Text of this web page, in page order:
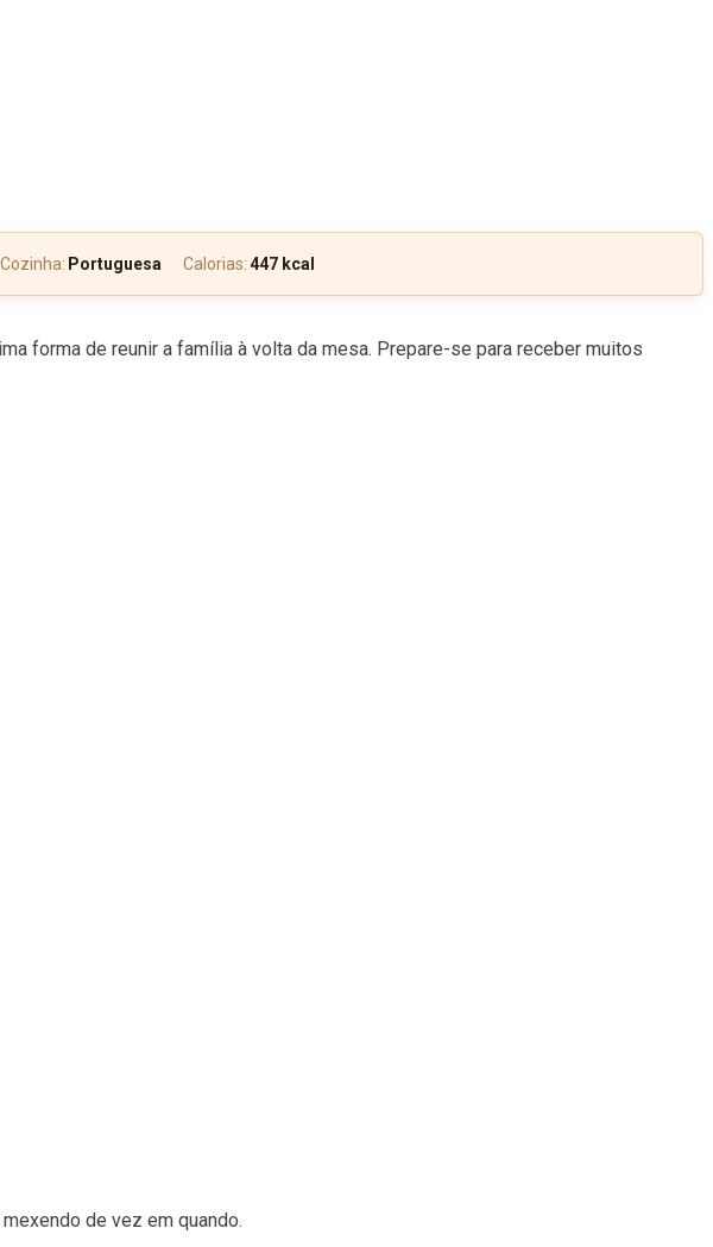
Cozinha: Portuguesa Calorias:447 kcal
forma de reunir a família à volta da mesa. Prepare-se para receber muitos
de vez em quando.